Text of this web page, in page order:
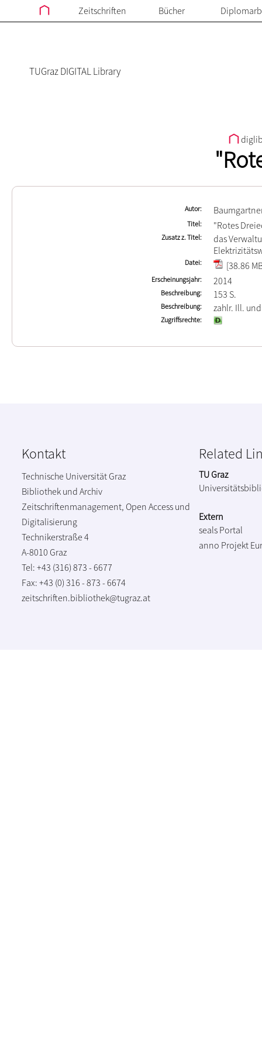
Zeitschriften Bücher
TUGraz DIGITAL Library
Autor
Titel "Rotes
Zusatz z. Titel
das
Datei [38.86
Erscheinungsjahr 2014
Beschreibung 153 S.
Beschreibung zahlr. Ill.
Zugriffsrechte
Kontakt
Technische Universität Graz
Bibliothek und Archiv
Zeitschriftenmanagement, Open Access und
Digitalisierung
Technikerstraße 4
A-8010 Graz
Tel: +43 (316) 873 - 6677
Fax: +43 (0) 316 - 873 - 6674
zeitschriften.bibliothek@tugraz.at
Related
TU Graz
Extern
seals Portal
anno Projekt